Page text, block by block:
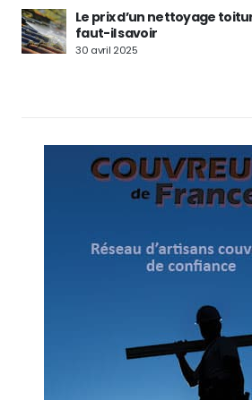
Le prix d’un nettoyage
faut-il savoir
30 avril 2025